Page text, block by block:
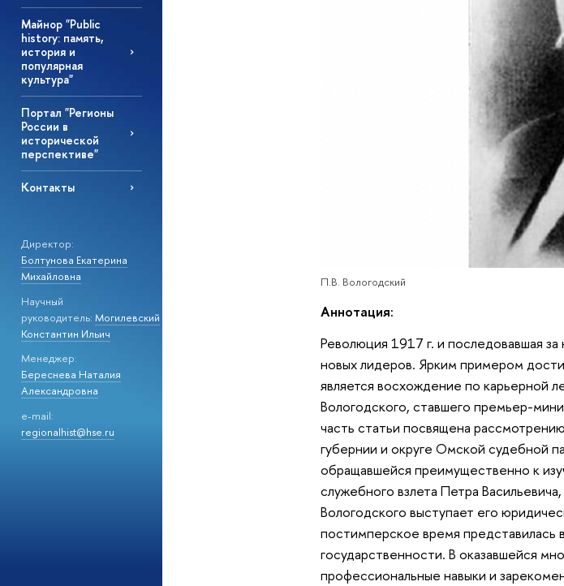
Майнор "Public
history: память,
история и
популярная
культура"
Портал "Регионы
России в
исторической
перспективе"
Контакты
Директор:
Болтунова Екатерина
Михайловна
Научный
руководитель: Могилевский
Константин Ильич
Менеджер:
Береснева Наталия
Александровна
e-mail:
regionalhist@hse.ru
П.В. Вологодский
Аннотация:
Революция 1917 г. и последовавшая за
новых лидеров. Ярким примером
является восхождение по карьерной
Вологодского, ставшего премьер-
часть статьи посвящена
губернии и округе Омской судебной
обращавшейся преимущественно к
служебного взлета Петра
Вологодского выступает его
постимперское время представилась
государственности. В оказавшейся
профессиональные навыки и